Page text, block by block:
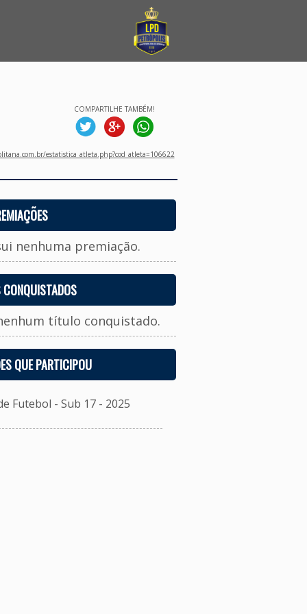
COMPARTILHE TAMBÉM!
estatistica_atleta.php?cod_atleta=106622
nenhuma premiação.
título conquistado.
QUE PARTICIPOU
Futebol - Sub 17 - 2025